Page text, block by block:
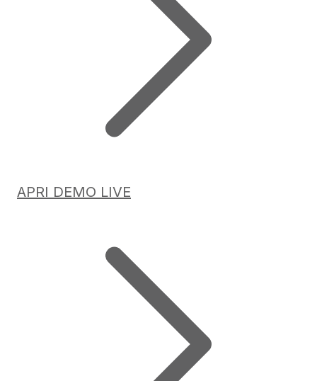
APRI DEMO LIVE